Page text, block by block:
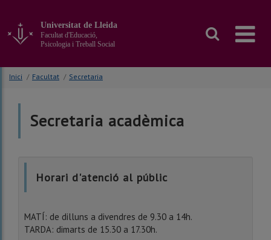
contingut
principal
la
pàgina
Universitat de Lleida
Facultat d'Educació,
Psicologia i Treball Social
Inici / Facultat / Secretaria
Secretaria acadèmica
Horari d'atenció al públic
MATÍ: de dilluns a divendres de 9.30 a 14h.
TARDA: dimarts de 15.30 a 17.30h.